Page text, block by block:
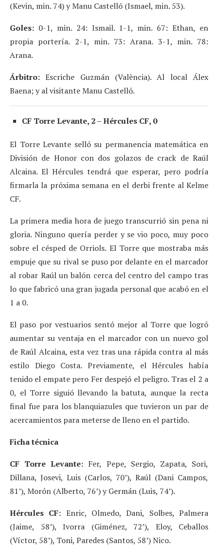
(Kevin, min. 74) y Manu Castelló (Ismael, min. 53).
Goles: 0-1, min. 24: Ismail. 1-1, min. 67: Ethan, en
propia portería. 2-1, min. 73: Arana. 3-1, min. 78:
Arana.
Árbitro: Escriche Guzmán (València). Al local Álex
Baena; y al visitante Manu Castelló.
CF Torre Levante, 2 – Hércules CF, 0
El Torre Levante selló su permanencia matemática en
División de Honor con dos golazos de crack de Raúl
Alcaina. El Hércules tendrá que esperar, pero podría
firmarla la próxima semana en el derbi frente al Kelme
CF.
La primera media hora de juego transcurrió sin pena ni
gloria. Ninguno quería perder y se vio poco, muy poco
sobre el césped de Orriols. El Torre que mostraba más
empuje que su rival se puso por delante en el marcador
al robar Raúl un balón cerca del centro del campo tras
lo que fabricó una gran jugada personal que acabó en el
1 a 0.
El paso por vestuarios sentó mejor al Torre que logró
aumentar su ventaja en el marcador con un nuevo gol
de Raúl Alcaina, esta vez tras una rápida contra al más
estilo Diego Costa. Previamente, el Hércules había
tenido el empate pero Fer despejó el peligro. Tras el 2 a
0, el Torre siguió llevando la batuta, aunque la recta
final fue para los blanquiazules que tuvieron un par de
acercamientos para meterse de lleno en el partido.
Ficha técnica
CF Torre Levante: Fer, Pepe, Sergio, Zapata, Sori,
Dillana, Josevi, Luis (Carlos, 70’), Raúl (Dani Campos,
81’), Morón (Alberto, 76’) y Germán (Luis, 74’).
Hércules CF: Enric, Olmedo, Dani, Solbes, Palmera
(Jaime, 58’), Ivorra (Giménez, 72’), Eloy, Ceballos
(Víctor, 58’), Toni, Paredes (Santos, 58’) Nico.